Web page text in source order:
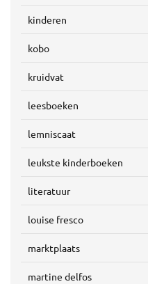
kinderen
kobo
kruidvat
leesboeken
lemniscaat
leukste kinderboeken
literatuur
louise fresco
marktplaats
martine delfos